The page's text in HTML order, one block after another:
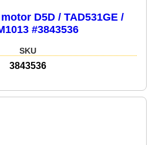
D5D / TAD531GE /
#3843536
SKU
3843536